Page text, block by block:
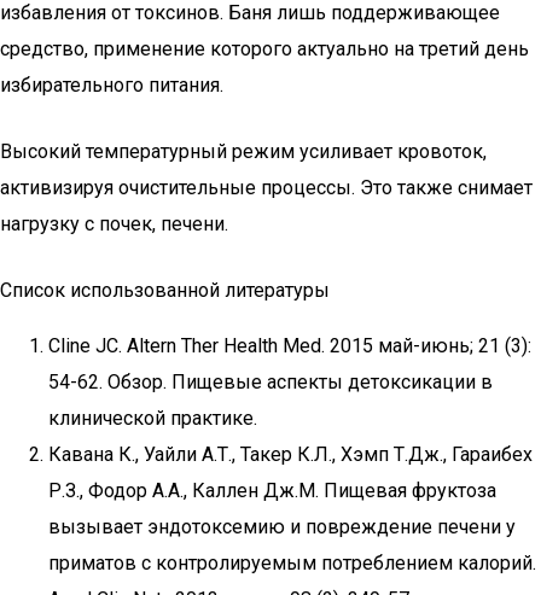
избавления от токсинов. Баня лишь поддерживающее
средство, применение которого актуально на третий день
избирательного питания.
Высокий температурный режим усиливает кровоток,
активизируя очистительные процессы. Это также снимает
нагрузку с почек, печени.
Список использованной литературы
Cline JC. Altern Ther Health Med. 2015 май-июнь; 21 (3):
54-62. Обзор. Пищевые аспекты детоксикации в
клинической практике.
Кавана К., Уайли А.Т., Такер К.Л., Хэмп Т.Дж., Гараибех
Р.З., Фодор А.А., Каллен Дж.М. Пищевая фруктоза
вызывает эндотоксемию и повреждение печени у
приматов с контролируемым потреблением калорий.